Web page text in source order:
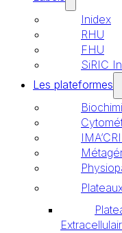
Inidex
RHU
FHU
SiRIC
Les plateformes